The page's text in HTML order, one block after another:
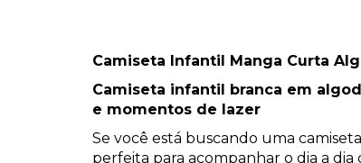
Camiseta Infantil Manga Curta
Camiseta infantil branca em
e momentos de lazer
Se você está buscando uma
perfeita para acompanhar o dia a